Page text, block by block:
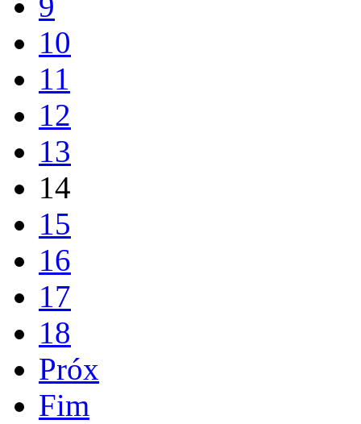
10
11
12
13
14
15
16
17
18
Próx
Fim